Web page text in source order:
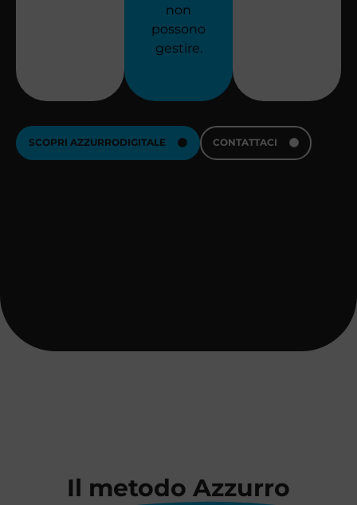
non
possono
gestire.
SCOPRI AZZURRODIGITALE CONTATTACI
Il metodo Azzurro